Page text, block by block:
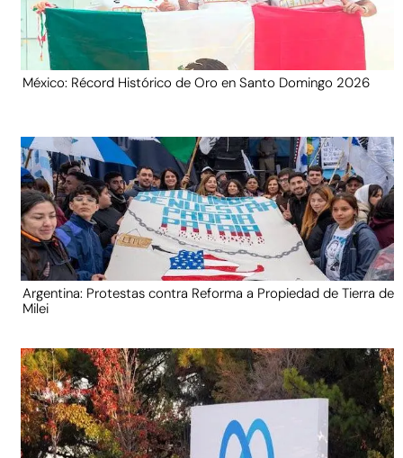
México: Récord Histórico de Oro en Santo Domingo 2026
Argentina: Protestas contra Reforma a Propiedad de Tierra de
Milei